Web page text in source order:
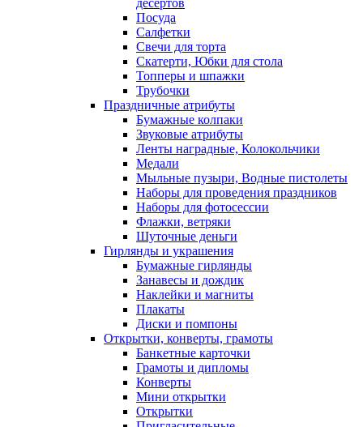
десертов
Посуда
Салфетки
Свечи для торта
Скатерти, Юбки для стола
Топперы и шпажки
Трубочки
Праздничные атрибуты
Бумажные колпаки
Звуковые атрибуты
Ленты наградные, Колокольчики
Медали
Мыльные пузыри, Водные пистолеты
Наборы для проведения праздников
Наборы для фотосессии
Флажки, ветряки
Шуточные деньги
Гирлянды и украшения
Бумажные гирлянды
Занавесы и дождик
Наклейки и магниты
Плакаты
Диски и помпоны
Открытки, конверты, грамоты
Банкетные карточки
Грамоты и дипломы
Конверты
Мини открытки
Открытки